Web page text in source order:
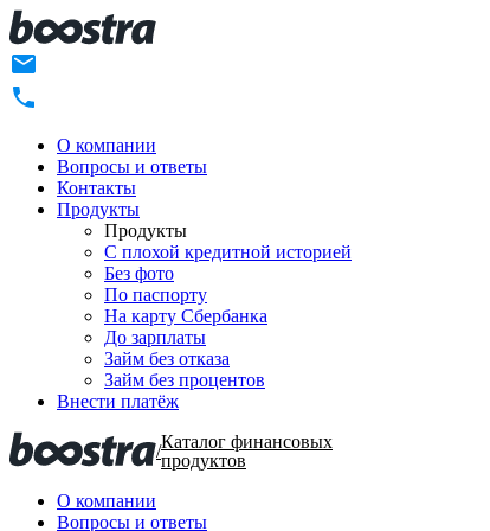
О компании
Вопросы и ответы
Контакты
Продукты
Продукты
C плохой кредитной историей
Без фото
По паспорту
На карту Сбербанка
До зарплаты
Займ без отказа
Займ без процентов
Внести платёж
/Каталог финансовых
продуктов
О компании
Вопросы и ответы